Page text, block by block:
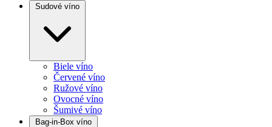
Sudové víno
Biele víno
Červené víno
Ružové víno
Ovocné víno
Šumivé víno
Bag-in-Box víno